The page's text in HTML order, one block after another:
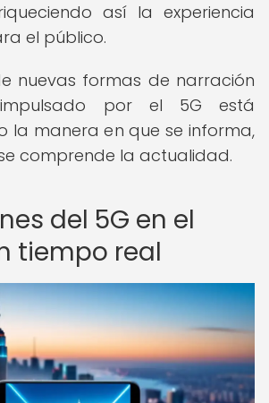
así la experiencia
el público.
nuevas formas de narración
por el 5G está
la manera en que se informa,
comprende la actualidad.
del 5G en el
tiempo real